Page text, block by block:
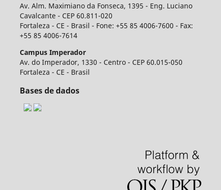
Av. Alm. Maximiano da Fonseca, 1395 - Eng. Luciano
Cavalcante - CEP 60.811-020
Fortaleza - CE - Brasil - Fone: +55 85 4006-7600 - Fax:
+55 85 4006-7614
Campus Imperador
Av. do Imperador, 1330 - Centro - CEP 60.015-050
Fortaleza - CE - Brasil
Bases de dados